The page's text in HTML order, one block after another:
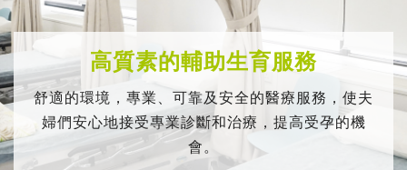
高質素的輔助生育服務
舒適的環境，專業、可靠及安全的醫療服務，使夫
婦們安心地接受專業診斷和治療，提高受孕的機
會。